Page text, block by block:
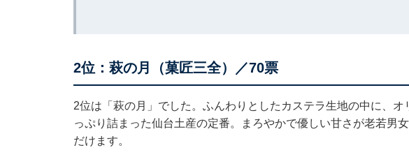
2位：萩の月（菓匠三全）／70票
2位は「萩の月」でした。ふんわりとしたカステラ生地の中に、
っぷり詰まった仙台土産の定番。まろやかで優しい甘さが老若男
だけます。